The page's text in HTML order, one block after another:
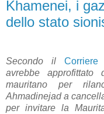
Khamenei, i
dello stato
Secondo il
avrebbe
mauritano per
Ahmadinejad a
per invitare la